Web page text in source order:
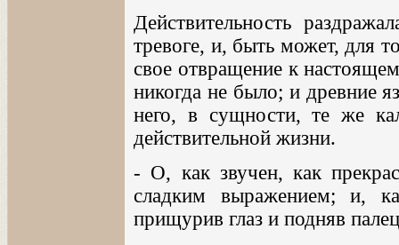
Действительность
тревоге, и, быть может, для
свое отвращение к
никогда не было; и древние
него, в сущности, те же
действительной жизни.
- О, как звучен, как
сладким выражением; и,
прищурив глаз и подняв